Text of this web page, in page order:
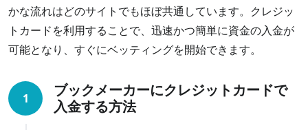
かな流れはどのサイトでもほぼ共通しています。クレジッ
トカードを利用することで、迅速かつ簡単に資金の入金が
可能となり、すぐにベッティングを開始できます。
1
ブックメーカーにクレジットカードで
入金する方法